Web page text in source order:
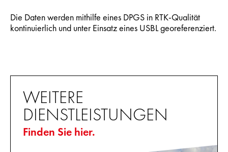
Die Daten werden mithilfe eines DPGS in RTK-Qualität
kontinuierlich und unter Einsatz eines USBL georeferenziert.
WEITERE
DIENSTLEISTUNGEN
Finden Sie hier.